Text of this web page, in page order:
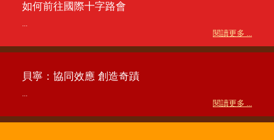
如何前往國際十字路會
...
閱讀更多 ...
貝寧：協同效應 創造奇蹟
...
閱讀更多 ...